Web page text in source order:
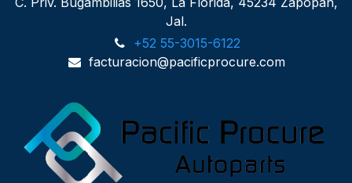
Jal.
+52 55-3015-6122
facturacion@pacificprocure.com